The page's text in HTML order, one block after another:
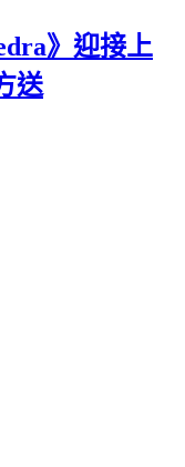
》迎接上
送